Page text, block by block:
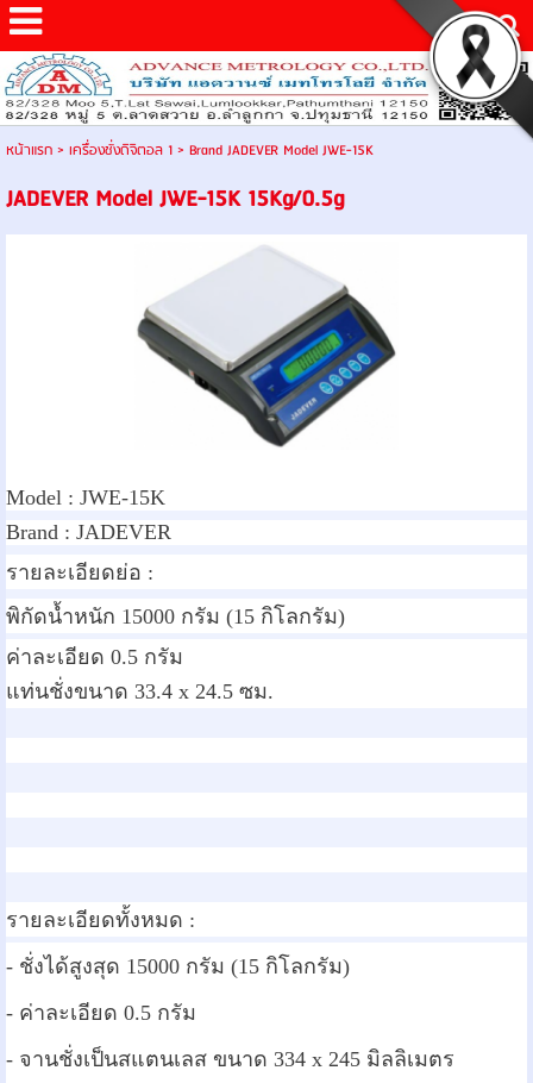
หน้าแรก> เครื่องชั่งดิจิตอล 1> Brand JADEVER Model JWE-15K
JADEVER Model JWE-15K 15Kg/0.5g
Model : JWE-15K
Brand : JADEVER
รายละเอียดย่อ :
พิกัดน้ำหนัก 15000 กรัม (15 กิโลกรัม)
ค่าละเอียด 0.5 กรัม
แท่นชั่งขนาด 33.4 x 24.5 ซม.
รายละเอียดทั้งหมด :
- ชั่งได้สูงสุด 15000 กรัม (15 กิโลกรัม)
- ค่าละเอียด 0.5 กรัม
- จานชั่งเป็นสแตนเลส ขนาด 334 x 245 มิลลิเมตร